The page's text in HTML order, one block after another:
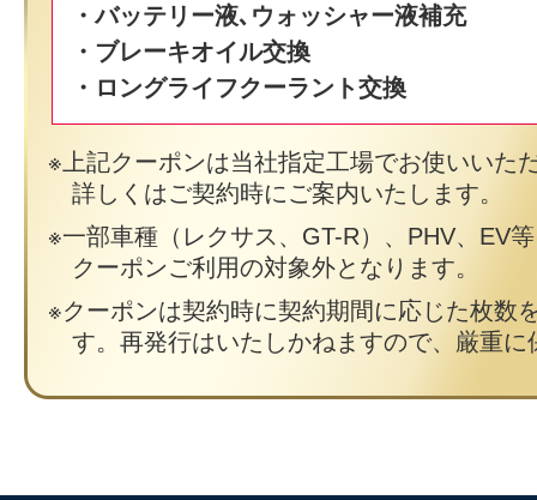
・バッテリー液､ウォッシャー液補充
・ブレーキオイル交換
・ロングライフクーラント交換
上記クーポンは当社指定工場でお使いいた
詳しくはご契約時にご案内いたします。
一部車種（レクサス、GT-R）、PHV、EV
クーポンご利用の対象外となります。
クーポンは契約時に契約期間に応じた枚数
す。再発行はいたしかねますので、厳重に